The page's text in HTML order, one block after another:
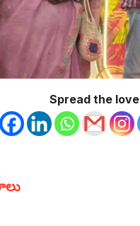
Spread the love